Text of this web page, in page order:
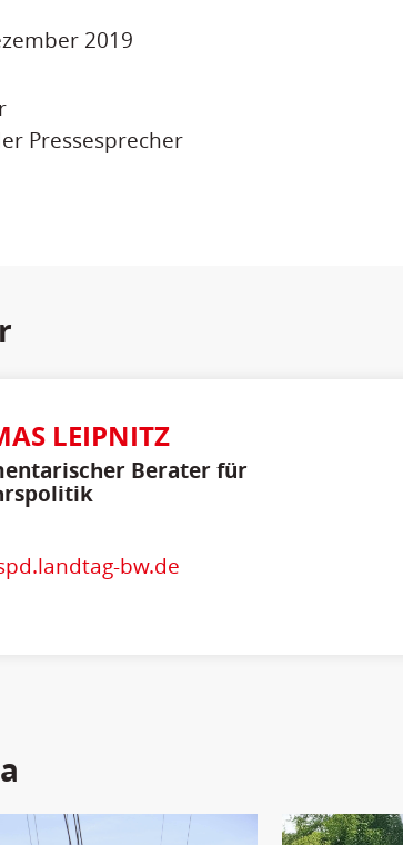
2019
Pressesprecher
LEIPNITZ
Berater für
bw.de